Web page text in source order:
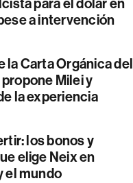
para el dólar en
a intervención
la Carta Orgánica del
Milei y
la experiencia
los bonos y
elige Neix en
el mundo